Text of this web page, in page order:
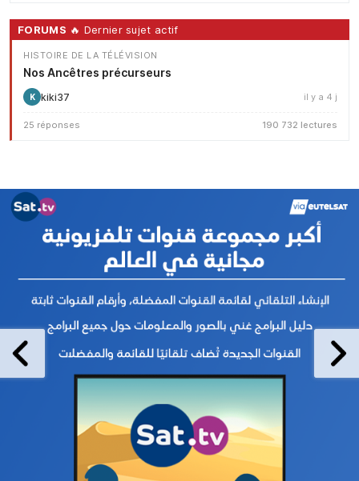
FORUMS 🔥 Dernier sujet actif
HISTOIRE DE LA TÉLÉVISION
Nos Ancêtres précurseurs
K kiki37 il y a 4 j
25 réponses 190 732 lectures